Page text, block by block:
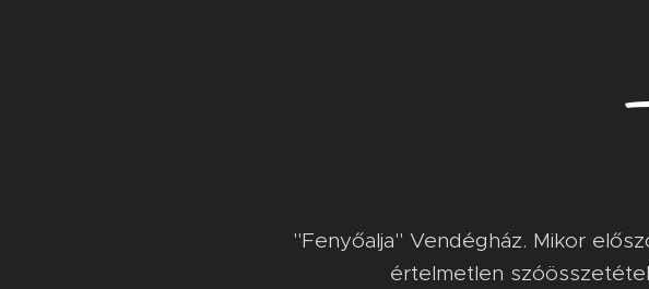
"Fenyőalja" Vendégház. Mikor
értelmetlen